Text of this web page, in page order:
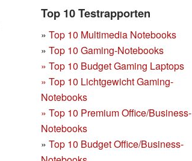
Top 10 Testrapporten
» Top 10 Multimedia Notebooks
» Top 10 Gaming-Notebooks
» Top 10 Budget Gaming Laptops
» Top 10 Lichtgewicht Gaming-
Notebooks
» Top 10 Premium Office/Business-
Notebooks
» Top 10 Budget Office/Business-